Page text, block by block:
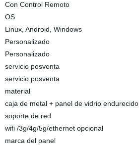
Con Control Remoto
OS
Linux, Android, Windows
Personalizado
Personalizado
servicio posventa
servicio posventa
material
caja de metal + panel de vidrio endurecido
soporte de red
wifi /3g/4g/5g/ethernet opcional
marca del panel